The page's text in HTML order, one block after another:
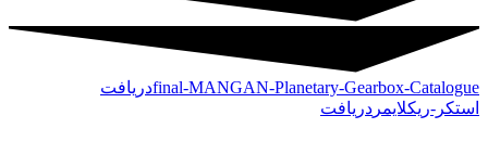
final-MANGAN-Planetary-Gearbox-Catalogueدریافت
استكر-ريكلايمر دریافت